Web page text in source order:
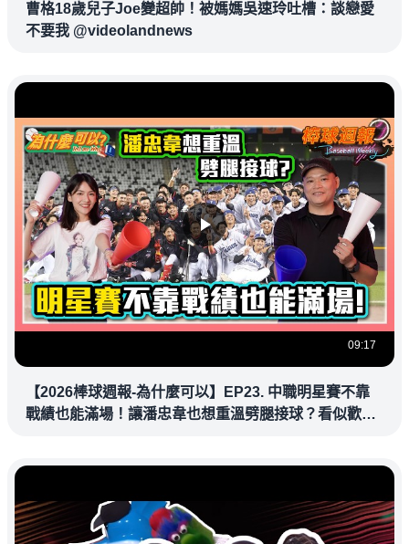
曹格18歲兒子Joe變超帥！被媽媽吳速玲吐槽：談戀愛
不要我 @videolandnews
09:17
【2026棒球週報-為什麼可以】EP23. 中職明星賽不靠
戰績也能滿場！讓潘忠韋也想重溫劈腿接球？看似歡樂